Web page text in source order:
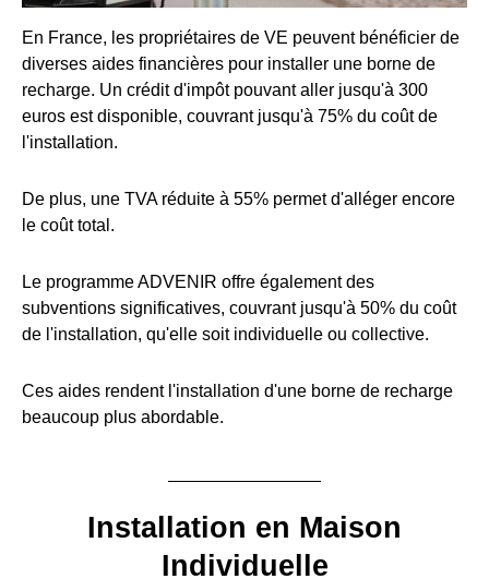
En France, les propriétaires de VE peuvent bénéficier de
diverses aides financières pour installer une borne de
recharge. Un crédit d'impôt pouvant aller jusqu'à 300
euros est disponible, couvrant jusqu'à 75% du coût de
l'installation.
De plus, une TVA réduite à 55% permet d'alléger encore
le coût total.
Le programme ADVENIR offre également des
subventions significatives, couvrant jusqu'à 50% du coût
de l'installation, qu'elle soit individuelle ou collective.
Ces aides rendent l'installation d'une borne de recharge
beaucoup plus abordable.
Installation en Maison
Individuelle